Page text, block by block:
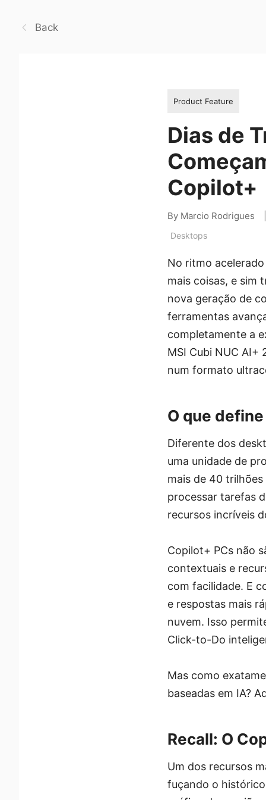
Back
Product Feature
Dias de
Copilot+
By Marcio Rodrigues
Desktops
No ritmo
mais coisas, e sim
nova geração de
ferramentas
completamente a
MSI Cubi NUC
num formato
O que
Diferente dos
uma unidade de
mais de 40
processar tarefas
recursos incríveis
Copilot+ PCs não
contextuais e
com facilidade. E
e respostas mais
nuvem. Isso
Click-to-Do
Mas como
baseadas em IA?
Recall: O
Um dos recursos
fuçando o